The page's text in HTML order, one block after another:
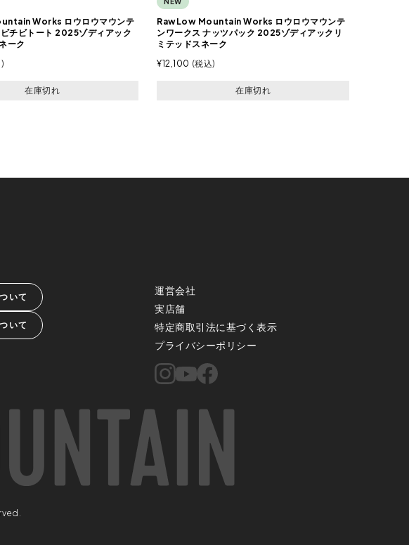
Works ロウロウマウンテ
チビトート 2025ゾディアック
ーク
在庫切れ
RawLow Mountain Works ロウロウマウンテ
ンワークス ナッツパック 2025ゾディアックリ
ミテッドスネーク
¥12,100 税込
在庫切れ
いて
いて
運営会社
実店舗
特定商取引法に基づく表示
プライバシーポリシー